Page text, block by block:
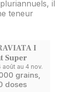
il
teneur
I
Super
Livraison du 14 août au 4 nov.
grains,
doses